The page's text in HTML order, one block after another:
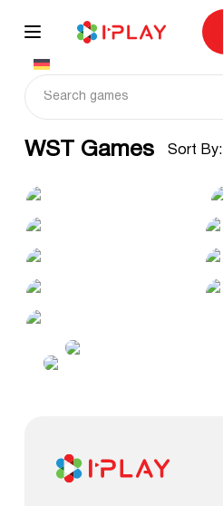
content
WST Games Sort By: